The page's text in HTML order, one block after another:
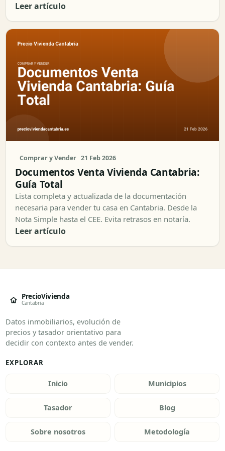
Leer artículo
Comprar y Vender 21 Feb 2026
Documentos Venta Vivienda Cantabria:
Guía Total
Lista completa y actualizada de la documentación
necesaria para vender tu casa en Cantabria. Desde la
Nota Simple hasta el CEE. Evita retrasos en notaría.
Leer artículo
PrecioVivienda
Cantabria
Datos inmobiliarios, evolución de
precios y tasador orientativo para
decidir con contexto antes de vender.
EXPLORAR
Inicio Municipios
Tasador Blog
Sobre nosotros Metodología